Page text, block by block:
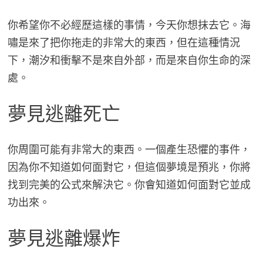
你希望你不必經歷這樣的事情，今天你想抹去它。海
嘯是來了把你拖走的非常大的東西，但在這種情況
下，潮汐和衝擊不是來自外部，而是來自你生命的深
處。
夢見逃離死亡
你周圍可能有非常大的東西。一個產生恐懼的事件，
因為你不知道如何面對它，但這個夢境是預兆，你將
找到完美的公式來解決它。你會知道如何面對它並成
功出來。
夢見逃離爆炸